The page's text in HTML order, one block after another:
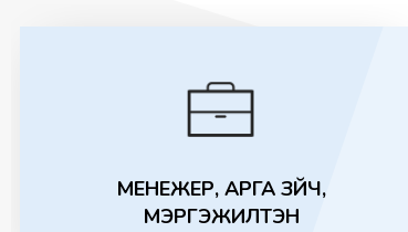
МЕНЕЖЕР, АРГА ЗҮЙЧ,
МЭРГЭЖИЛТЭН